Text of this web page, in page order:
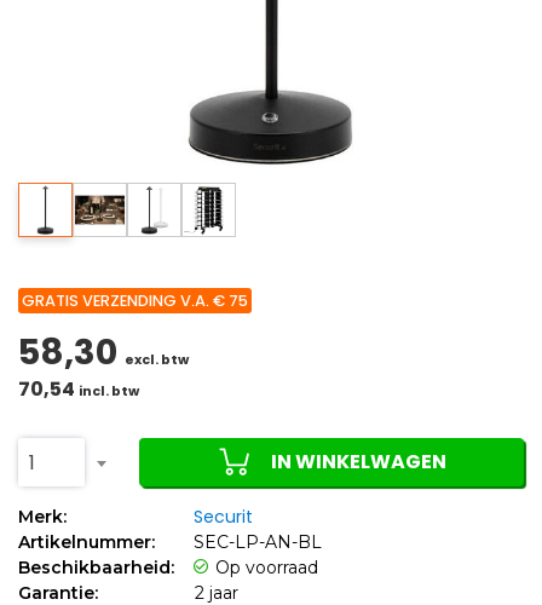
GRATIS VERZENDING V.A. € 75
58,30 excl. btw
70,54 incl. btw
1 IN WINKELWAGEN
Merk: Securit
Artikelnummer:
SEC-LP-AN-BL
Beschikbaarheid:
Op voorraad
Garantie:
2 jaar